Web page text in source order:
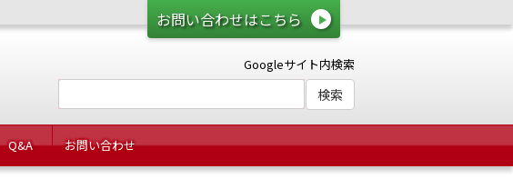
お問い合わせはこちら
Googleサイト内検索
Q&A お問い合わせ